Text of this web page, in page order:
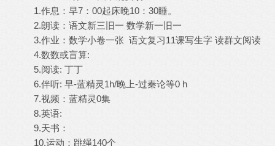
1.作息：早7：00起床晚10：30睡。
2.朗读：语文新三旧一 数学新一旧一
3.作业：数学小卷一张 语文复习11课写生字 读群文阅读
4.数数或盲算:
5.阅读: 丁丁
6.伴听: 早-蓝精灵1h/晚上-过秦论等0 h
7.视频：蓝精灵0集
8.英语:
9.天书：
10.运动：跳绳140个